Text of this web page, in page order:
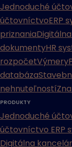
Jednoduché
účtovníctvoERP
priznania
dokumentyHR
rozpočetVýmery
databáza
nehnuteľností
PRODUKTY
Jednoduché
účtovníctvo ERP
Digitálna